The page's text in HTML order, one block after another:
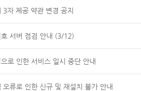
3자 제공 약관 변경 공지
호 서버 점검 안내 (3/12)
로 인한 서비스 일시 중단 안내
오류로 인한 신규 및 재설치 불가 안내